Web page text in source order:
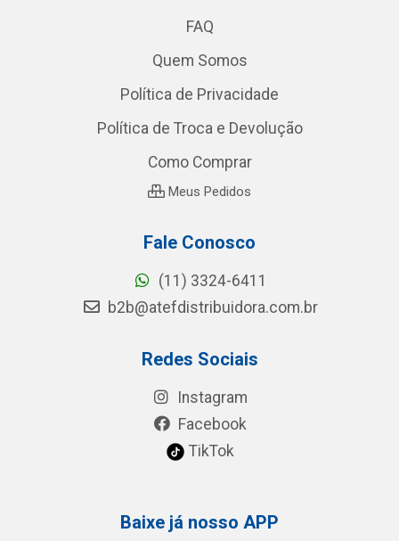
FAQ
Quem Somos
Política de Privacidade
Política de Troca e Devolução
Como Comprar
Meus Pedidos
Fale Conosco
(11) 3324-6411
b2b@atefdistribuidora.com.br
Redes Sociais
Instagram
Facebook
TikTok
Baixe já nosso APP